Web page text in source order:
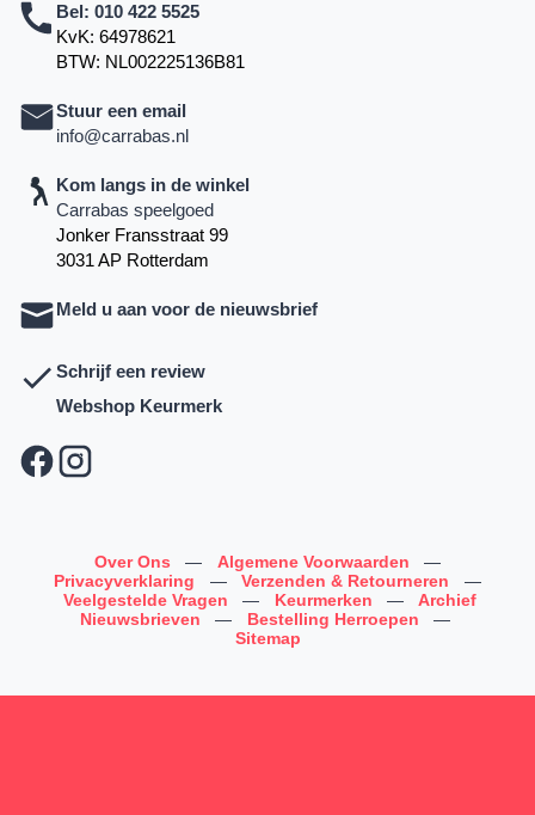
Bel: 010 422 5525
KvK: 64978621
BTW: NL002225136B81
Stuur een email
info@carrabas.nl
Kom langs in de winkel
Carrabas speelgoed
Jonker Fransstraat 99
3031 AP Rotterdam
Meld u aan voor de nieuwsbrief
Schrijf een review
Webshop Keurmerk
Over Ons — Algemene Voorwaarden
—
Privacyverklaring
— Verzenden & Retourneren
—
Veelgestelde Vragen
— Keurmerken —
Archief
Nieuwsbrieven
— Bestelling Herroepen
—
Sitemap